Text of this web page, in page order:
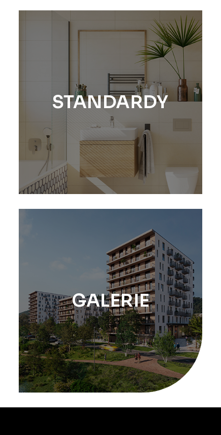
STANDARDY
GALERIE